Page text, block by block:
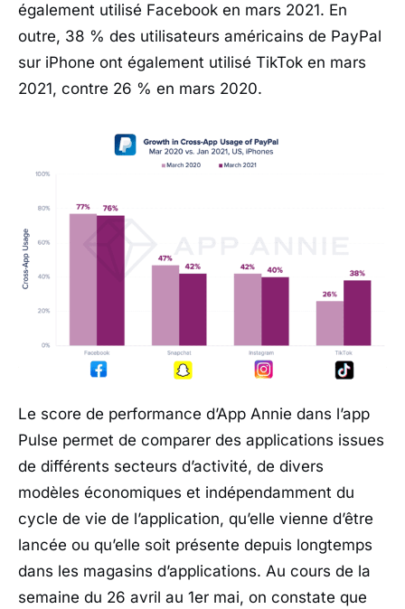
également utilisé Facebook en mars 2021. En
outre, 38 % des utilisateurs américains de PayPal
sur iPhone ont également utilisé TikTok en mars
2021, contre 26 % en mars 2020.
Le score de performance d’App Annie dans l’app
Pulse permet de comparer des applications issues
de différents secteurs d’activité, de divers
modèles économiques et indépendamment du
cycle de vie de l’application, qu’elle vienne d’être
lancée ou qu’elle soit présente depuis longtemps
dans les magasins d’applications. Au cours de la
semaine du 26 avril au 1er mai, on constate que